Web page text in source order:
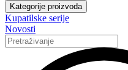
Kategorije proizvoda
Kupatilske serije
Novosti